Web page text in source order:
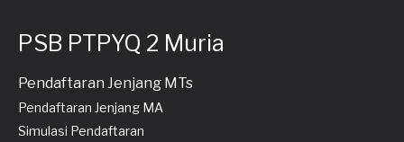
PSB PTPYQ 2 Muria
Pendaftaran Jenjang MTs
Pendaftaran Jenjang MA
Simulasi Pendaftaran